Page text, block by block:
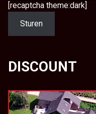
[recaptcha theme:dark]
DISCOUNT